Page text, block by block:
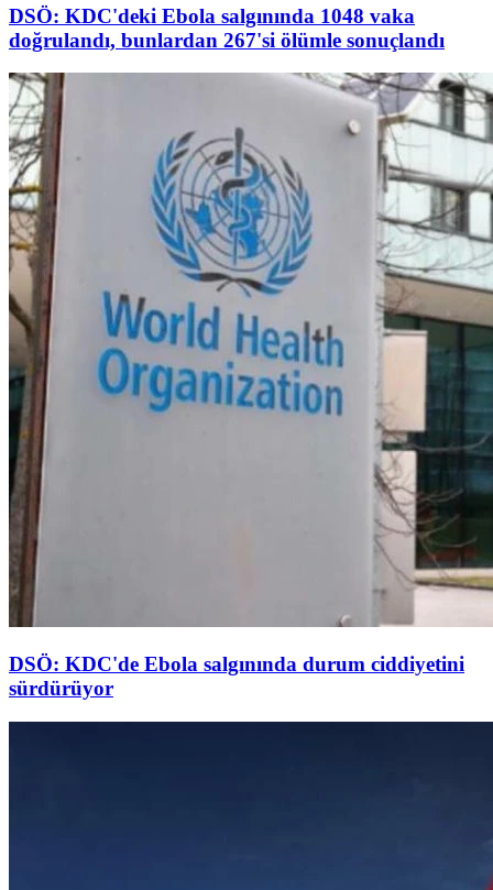
DSÖ: KDC'deki Ebola salgınında 1048 vaka
doğrulandı, bunlardan 267'si ölümle sonuçlandı
DSÖ: KDC'de Ebola salgınında durum ciddiyetini
sürdürüyor